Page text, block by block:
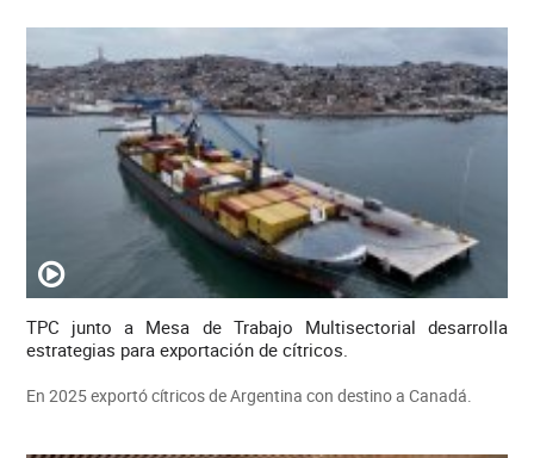
TPC junto a Mesa de Trabajo Multisectorial desarrolla
estrategias para exportación de cítricos.
En 2025 exportó cítricos de Argentina con destino a Canadá.